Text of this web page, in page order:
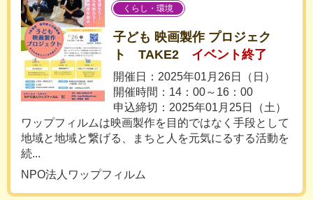
くらし・環境
子ども 映画製作 プロジェク
ト TAKE2
イベント終了
開催日：2025年01月26日（日）
開催時間：14：00～16：00
申込締切：2025年01月25日（土）
ワップフィルムは映画製作を目的ではなく手段として
地域と地域と繋げる、まちと人を元気にるする活動を
続...
NPO法人ワップフィルム